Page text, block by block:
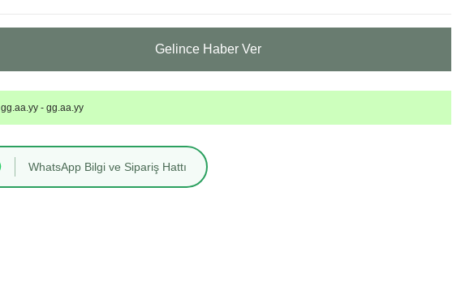
Gelince Haber Ver
gg.aa.yy - gg.aa.yy
WhatsApp Bilgi ve Sipariş Hattı